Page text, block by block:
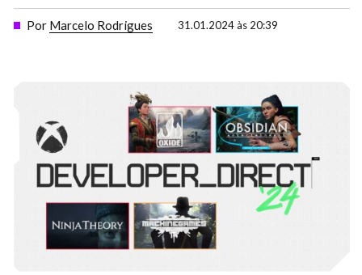
Por Marcelo Rodrigues 31.01.2024 às 20:39